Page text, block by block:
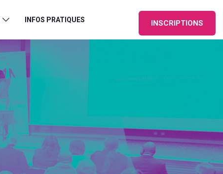
INFOS PRATIQUES INSCRIPTIONS